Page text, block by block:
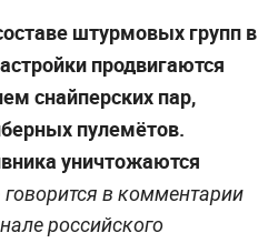
штурмовых групп в
продвигаются
снайперских пар,
пулемётов.
уничтожаются
говорится в комментарии
российского